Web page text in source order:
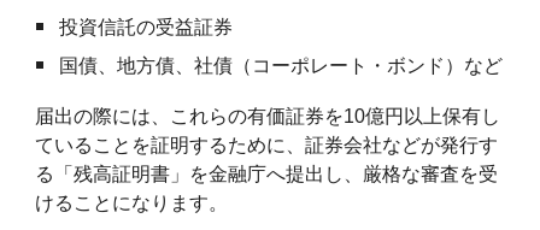
投資信託の受益証券
国債、地方債、社債（コーポレート・ボンド）など
届出の際には、これらの有価証券を10億円以上保有し
ていることを証明するために、証券会社などが発行す
る「残高証明書」を金融庁へ提出し、厳格な審査を受
けることになります。